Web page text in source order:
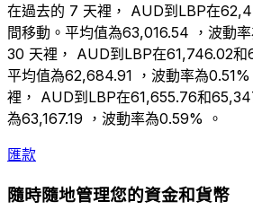
在過去的 7 天裡， AUD到LBP在
間移動。平均值為63,016.54 ，波動
30 天裡， AUD到LBP在61,746.02和
平均值為62,684.91 ，波動率為
裡， AUD到LBP在61,655.76和
為63,167.19 ，波動率為0.59% 。
匯款
隨時隨地管理您的資金和貨幣